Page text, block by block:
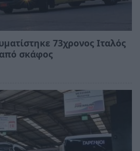
73χρονος Ιταλός
σκάφος